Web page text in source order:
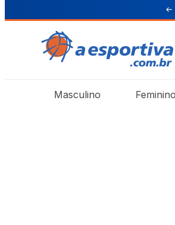
Masculino Feminino